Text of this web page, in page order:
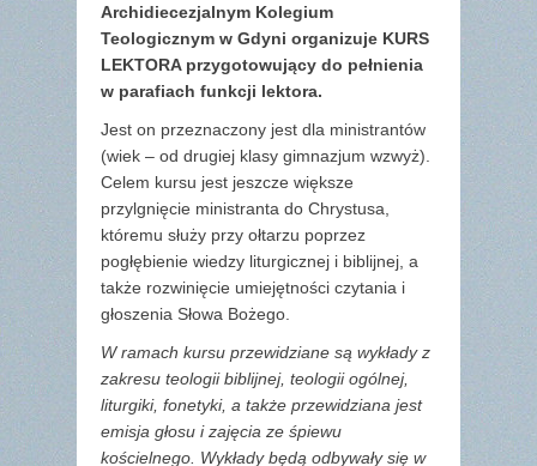
Archidiecezjalnym Kolegium
Teologicznym w Gdyni organizuje KURS
LEKTORA przygotowujący do pełnienia
w parafiach funkcji lektora.
Jest on przeznaczony jest dla ministrantów
(wiek – od drugiej klasy gimnazjum wzwyż).
Celem kursu jest jeszcze większe
przylgnięcie ministranta do Chrystusa,
któremu służy przy ołtarzu poprzez
pogłębienie wiedzy liturgicznej i biblijnej, a
także rozwinięcie umiejętności czytania i
głoszenia Słowa Bożego.
W ramach kursu przewidziane są wykłady z
zakresu teologii biblijnej, teologii ogólnej,
liturgiki, fonetyki, a także przewidziana jest
emisja głosu i zajęcia ze śpiewu
kościelnego. Wykłady będą odbywały się w